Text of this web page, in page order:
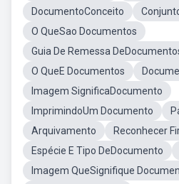
DocumentoConceito
O QueSao Documentos
Guia De Remessa
O QueE Documentos
Imagem SignificaDocumento
ImprimindoUm Documento
Arquivamento
Reconhecer
Espécie E Tipo DeDocumento
Imagem QueSignifique